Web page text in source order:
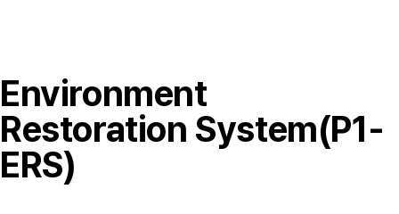
Environment
Restoration System(P1-
ERS)